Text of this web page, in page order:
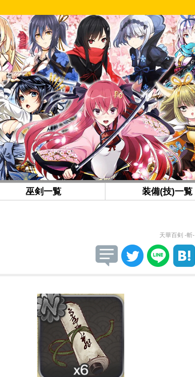
巫剣一覧 装備(技)一覧
天華百剣 -斬-